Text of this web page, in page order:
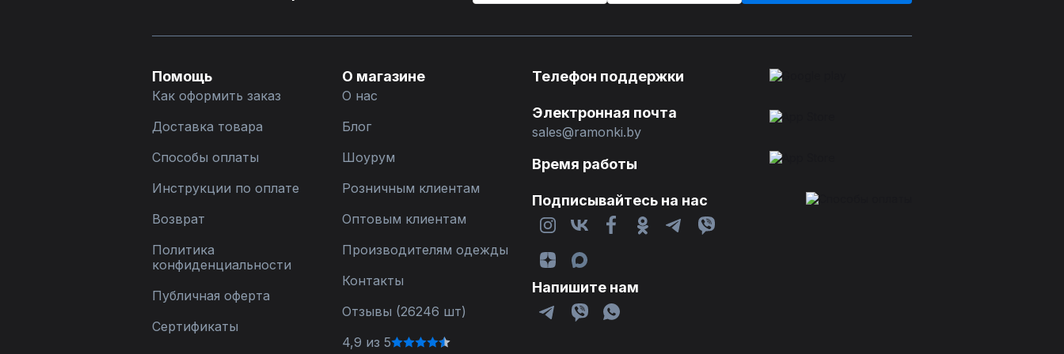
Помощь
Как оформить заказ
Доставка товара
Способы оплаты
Инструкции по оплате
Возврат
Политика
конфиденциальности
Публичная оферта
Сертификаты
О магазине
О нас
Блог
Шоурум
Розничным клиентам
Оптовым клиентам
Производителям одежды
Контакты
Отзывы (26246 шт)
4,9 из 5
Телефон поддержки
Электронная почта
sales@ramonki.by
Время работы
Подписывайтесь на нас
Напишите нам